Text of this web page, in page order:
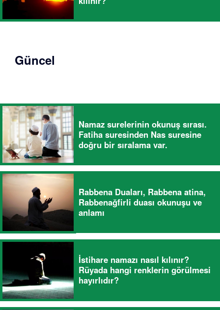
Güncel
Namaz surelerinin okunuş sırası.
Fatiha suresinden Nas suresine
doğru bir sıralama var.
Rabbena Duaları, Rabbena atina,
Rabbenağfirli duası okunuşu ve
anlamı
İstihare namazı nasıl kılınır?
Rüyada hangi renklerin görülmesi
hayırlıdır?